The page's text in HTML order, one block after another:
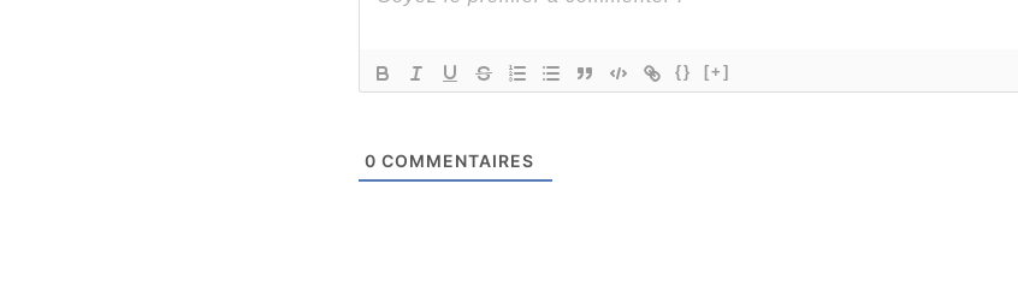
{} [+]
0 COMMENTAIRES